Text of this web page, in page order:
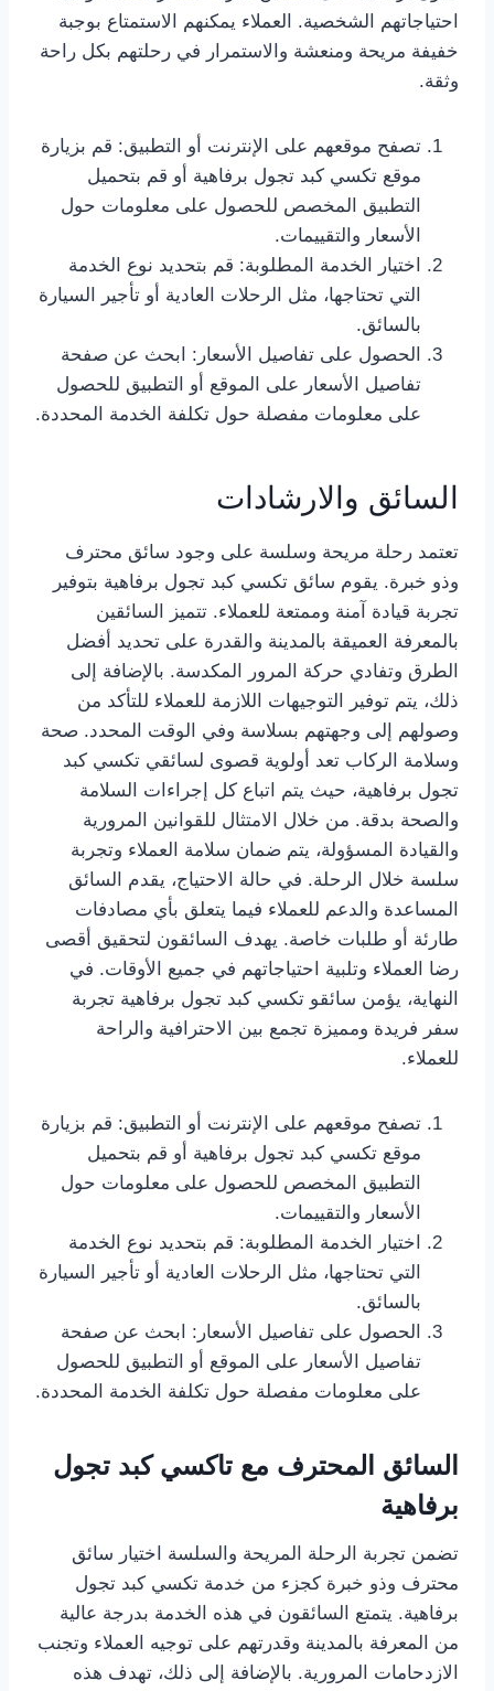
احتياجاتهم الشخصية. العملاء يمكنهم الاستمتاع بوجبة
خفيفة مريحة ومنعشة والاستمرار في رحلتهم بكل راحة
وثقة.
تصفح موقعهم على الإنترنت أو التطبيق: قم بزيارة
موقع تكسي كبد تجول برفاهية أو قم بتحميل
التطبيق المخصص للحصول على معلومات حول
الأسعار والتقييمات.
اختيار الخدمة المطلوبة: قم بتحديد نوع الخدمة
التي تحتاجها، مثل الرحلات العادية أو تأجير السيارة
بالسائق.
الحصول على تفاصيل الأسعار: ابحث عن صفحة
تفاصيل الأسعار على الموقع أو التطبيق للحصول
على معلومات مفصلة حول تكلفة الخدمة المحددة.
السائق والارشادات
تعتمد رحلة مريحة وسلسة على وجود سائق محترف
وذو خبرة. يقوم سائق تكسي كبد تجول برفاهية بتوفير
تجربة قيادة آمنة وممتعة للعملاء. تتميز السائقين
بالمعرفة العميقة بالمدينة والقدرة على تحديد أفضل
الطرق وتفادي حركة المرور المكدسة. بالإضافة إلى
ذلك، يتم توفير التوجيهات اللازمة للعملاء للتأكد من
وصولهم إلى وجهتهم بسلاسة وفي الوقت المحدد. صحة
وسلامة الركاب تعد أولوية قصوى لسائقي تكسي كبد
تجول برفاهية، حيث يتم اتباع كل إجراءات السلامة
والصحة بدقة. من خلال الامتثال للقوانين المرورية
والقيادة المسؤولة، يتم ضمان سلامة العملاء وتجربة
سلسة خلال الرحلة. في حالة الاحتياج، يقدم السائق
المساعدة والدعم للعملاء فيما يتعلق بأي مصادفات
طارئة أو طلبات خاصة. يهدف السائقون لتحقيق أقصى
رضا العملاء وتلبية احتياجاتهم في جميع الأوقات. في
النهاية، يؤمن سائقو تكسي كبد تجول برفاهية تجربة
سفر فريدة ومميزة تجمع بين الاحترافية والراحة
للعملاء.
تصفح موقعهم على الإنترنت أو التطبيق: قم بزيارة
موقع تكسي كبد تجول برفاهية أو قم بتحميل
التطبيق المخصص للحصول على معلومات حول
الأسعار والتقييمات.
اختيار الخدمة المطلوبة: قم بتحديد نوع الخدمة
التي تحتاجها، مثل الرحلات العادية أو تأجير السيارة
بالسائق.
الحصول على تفاصيل الأسعار: ابحث عن صفحة
تفاصيل الأسعار على الموقع أو التطبيق للحصول
على معلومات مفصلة حول تكلفة الخدمة المحددة.
السائق المحترف مع تاكسي كبد تجول
برفاهية
تضمن تجربة الرحلة المريحة والسلسة اختيار سائق
محترف وذو خبرة كجزء من خدمة تكسي كبد تجول
برفاهية. يتمتع السائقون في هذه الخدمة بدرجة عالية
من المعرفة بالمدينة وقدرتهم على توجيه العملاء وتجنب
الازدحامات المرورية. بالإضافة إلى ذلك، تهدف هذه